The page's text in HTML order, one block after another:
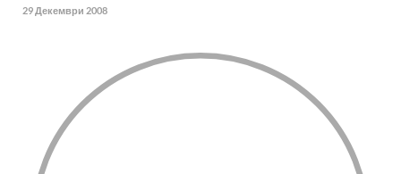
29 Декември 2008